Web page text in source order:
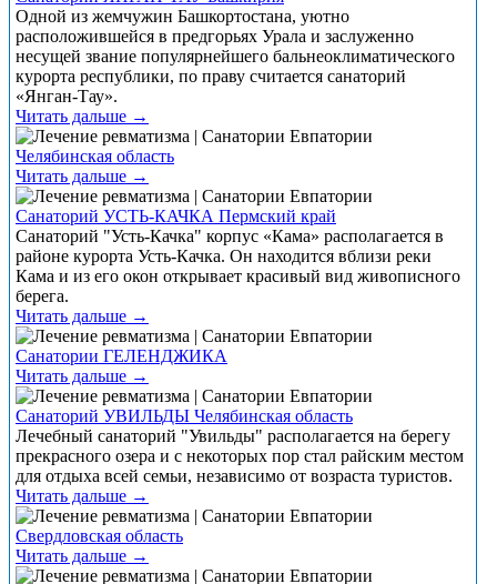
Одной из жемчужин Башкортостана, уютно
расположившейся в предгорьях Урала и заслуженно
несущей звание популярнейшего бальнеоклиматического
курорта республики, по праву считается санаторий
«Янган-Тау».
Читать дальше →
Челябинская область
Читать дальше →
Санаторий УСТЬ-КАЧКА Пермский край
Санаторий "Усть-Качка" корпус «Кама» располагается в
районе курорта Усть-Качка. Он находится вблизи реки
Кама и из его окон открывает красивый вид живописного
берега.
Читать дальше →
Санатории ГЕЛЕНДЖИКА
Читать дальше →
Санаторий УВИЛЬДЫ Челябинская область
Лечебный санаторий "Увильды" располагается на берегу
прекрасного озера и с некоторых пор стал райским местом
для отдыха всей семьи, независимо от возраста туристов.
Читать дальше →
Свердловская область
Читать дальше →